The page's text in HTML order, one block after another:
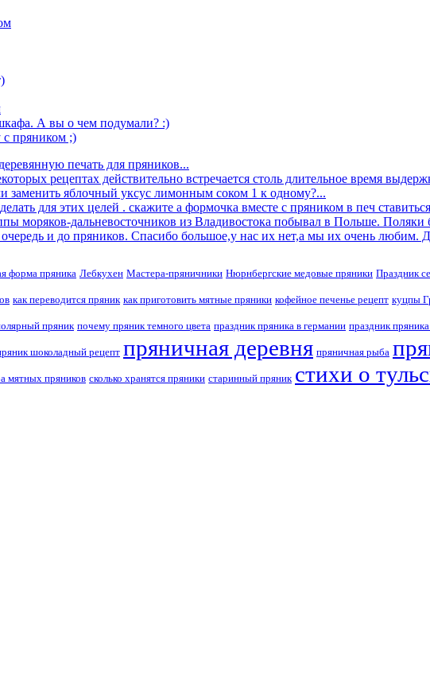
А вы о чем подумали? :)
пряником ;)
печать для пряников...
рецептах действительно встречается столь длительное время
заменить яблочный уксус лимонным соком 1 к одному?...
для этих целей . скажите а формочка вместе с пряником в печ
моряков-дальневосточников из Владивостока побывал в Польше.
и до пряников. Спасибо большое,у нас их нет,а мы их очень любим.
форма пряника Лебкухен Мастера-пряничники Нюрнбергские медовые пряники Праздник
как переводится пряник как приготовить мятные пряники кофейное печенье рецепт куцпы
пряник почему пряник темного цвета праздник пряника в германии праздник
шоколадный рецепт пряничная деревня пряничная рыба
мятных пряников сколько хранятся пряники старинный пряник стихи о